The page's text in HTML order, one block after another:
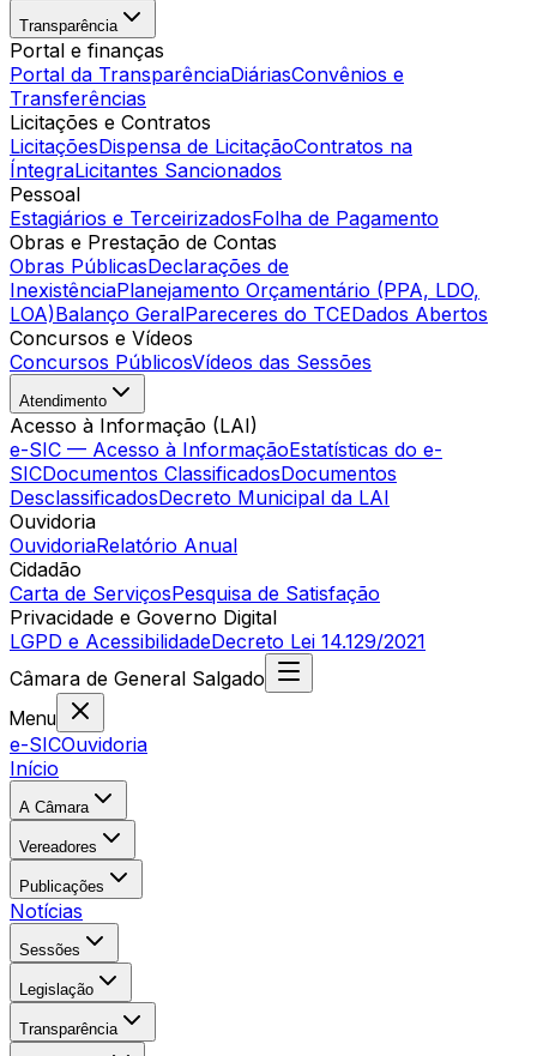
Transparência
Portal e finanças
Portal da TransparênciaDiáriasConvênios e
Transferências
Licitações e Contratos
LicitaçõesDispensa de LicitaçãoContratos na
ÍntegraLicitantes Sancionados
Pessoal
Estagiários e TerceirizadosFolha de Pagamento
Obras e Prestação de Contas
Obras PúblicasDeclarações de
InexistênciaPlanejamento Orçamentário (PPA, LDO,
LOA)Balanço GeralPareceres do TCEDados Abertos
Concursos e Vídeos
Concursos PúblicosVídeos das Sessões
Atendimento
Acesso à Informação (LAI)
e-SIC — Acesso à InformaçãoEstatísticas do e-
SICDocumentos ClassificadosDocumentos
DesclassificadosDecreto Municipal da LAI
Ouvidoria
OuvidoriaRelatório Anual
Cidadão
Carta de ServiçosPesquisa de Satisfação
Privacidade e Governo Digital
LGPD e AcessibilidadeDecreto Lei 14.129/2021
Câmara de General Salgado
Menu
e-SICOuvidoria
Início
A Câmara
Vereadores
Publicações
Notícias
Sessões
Legislação
Transparência